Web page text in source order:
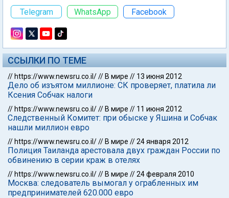
Telegram WhatsApp Facebook
ССЫЛКИ ПО ТЕМЕ
// https://www.newsru.co.il/// В мире // 13 июня 2012
Дело об изъятом миллионе: СК проверяет, платила ли
Ксения Собчак налоги
// https://www.newsru.co.il/// В мире // 11 июня 2012
Следственный Комитет: при обыске у Яшина и Собчак
нашли миллион евро
// https://www.newsru.co.il/// В мире //24 января 2012
Полиция Таиланда арестовала двух граждан России по
обвинению в серии краж в отелях
// https://www.newsru.co.il/// В мире //24 февраля 2010
Москва: следователь вымогал у ограбленных им
предпринимателей 620.000 евро